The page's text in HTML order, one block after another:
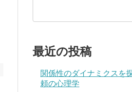
最近の投稿
関係性のダイナミクスを
頼の心理学